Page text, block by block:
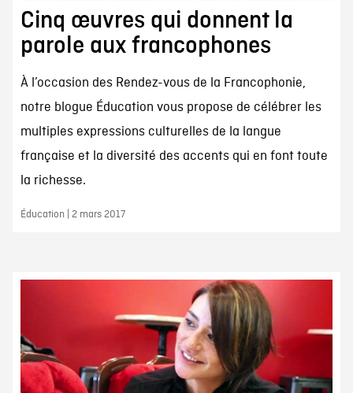
Cinq œuvres qui donnent la
parole aux francophones
À l’occasion des Rendez-vous de la Francophonie,
notre blogue Éducation vous propose de célébrer les
multiples expressions culturelles de la langue
française et la diversité des accents qui en font toute
la richesse.
Éducation | 2 mars 2017